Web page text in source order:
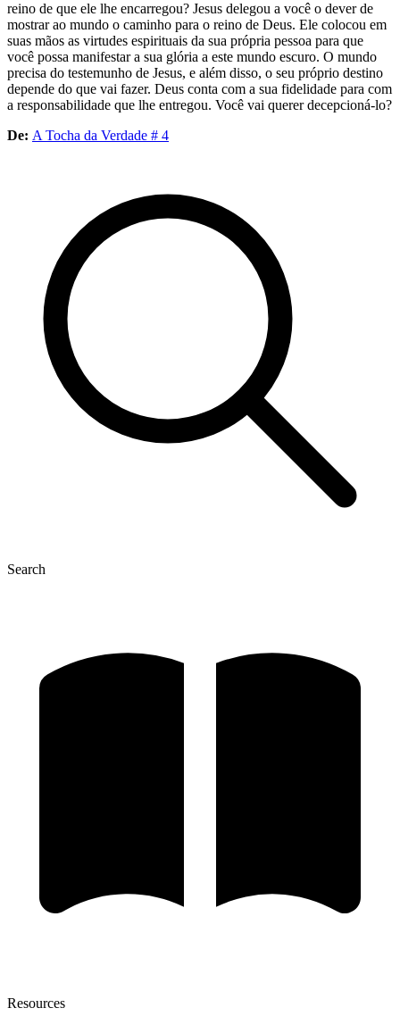
reino de que ele lhe encarregou? Jesus delegou a você o dever de
mostrar ao mundo o caminho para o reino de Deus. Ele colocou em
suas mãos as virtudes espirituais da sua própria pessoa para que
você possa manifestar a sua glória a este mundo escuro. O mundo
precisa do testemunho de Jesus, e além disso, o seu próprio destino
depende do que vai fazer. Deus conta com a sua fidelidade para com
a responsabilidade que lhe entregou. Você vai querer decepcioná-lo?
De: A Tocha da Verdade # 4
Search
Resources